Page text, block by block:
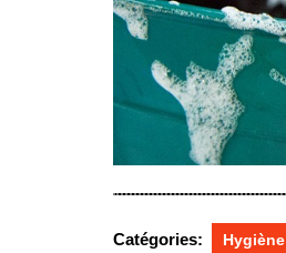
Catégories: Hygiène